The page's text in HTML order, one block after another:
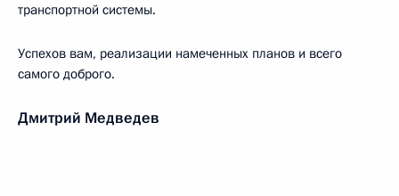
транспортной системы.
Успехов вам, реализации намеченных планов и всего
самого доброго.
Дмитрий Медведев